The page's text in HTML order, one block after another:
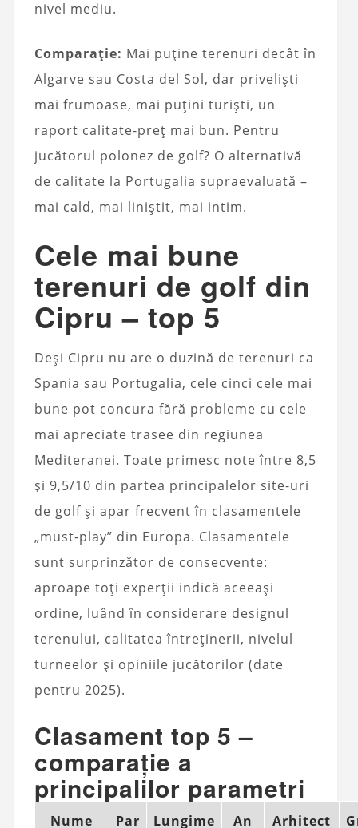
nivel mediu.
Comparație: Mai puține terenuri decât în
Algarve sau Costa del Sol, dar priveliști
mai frumoase, mai puțini turiști, un
raport calitate-preț mai bun. Pentru
jucătorul polonez de golf? O alternativă
de calitate la Portugalia supraevaluată –
mai cald, mai liniștit, mai intim.
Cele mai bune
terenuri de golf din
Cipru – top 5
Deși Cipru nu are o duzină de terenuri ca
Spania sau Portugalia, cele cinci cele mai
bune pot concura fără probleme cu cele
mai apreciate trasee din regiunea
Mediteranei. Toate primesc note între 8,5
și 9,5/10 din partea principalelor site-uri
de golf și apar frecvent în clasamentele
„must-play” din Europa. Clasamentele
sunt surprinzător de consecvente:
aproape toți experții indică aceeași
ordine, luând în considerare designul
terenului, calitatea întreținerii, nivelul
turneelor și opiniile jucătorilor (date
pentru 2025).
Clasament top 5 –
comparație a
principalilor parametri
Nume Par Lungime An Arhitect